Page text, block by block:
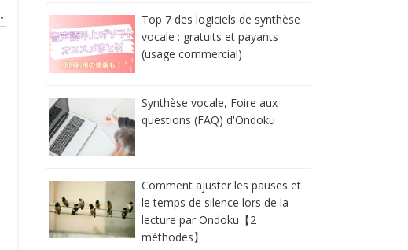
Top 7 des logiciels de synthèse
vocale : gratuits et payants
(usage commercial)
Synthèse vocale, Foire aux
questions (FAQ) d'Ondoku
Comment ajuster les pauses et
le temps de silence lors de la
lecture par Ondoku【2
méthodes】